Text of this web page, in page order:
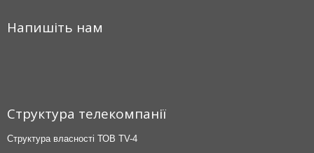
Напишіть нам
Структура телекомпанії
Структура власності ТОВ TV-4